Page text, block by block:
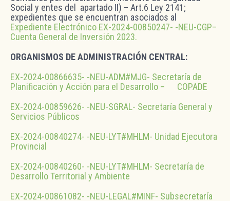
Social y entes del apartado II) – Art.6 Ley 2141;
expedientes que se encuentran asociados al
Expediente Electrónico EX-2024-00850247- -NEU-CGP–
Cuenta General de Inversión 2023.
ORGANISMOS DE ADMINISTRACIÓN CENTRAL:
EX-2024-00866635- -NEU-ADM#MJG- Secretaría de
Planificación y Acción para el Desarrollo – COPADE
EX-2024-00859626- -NEU-SGRAL- Secretaría General y
Servicios Públicos
EX-2024-00840274- -NEU-LYT#MHLM- Unidad Ejecutora
Provincial
EX-2024-00840260- -NEU-LYT#MHLM- Secretaría de
Desarrollo Territorial y Ambiente
EX-2024-00861082- -NEU-LEGAL#MINF- Subsecretaría